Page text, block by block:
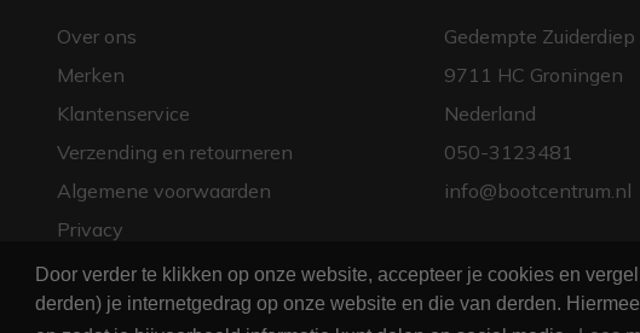
Door verder te klikken op onze website, accepteer je cookies en
derden) je internetgedrag op onze website en die van derden.
Over ons
Merken
Klantenservice
Verzending en retourneren
Algemene voorwaarden
Privacy
Gedempte Zuiderdiep
9711 HC Groningen
Nederland
050-3123481
info@bootcentrum.nl